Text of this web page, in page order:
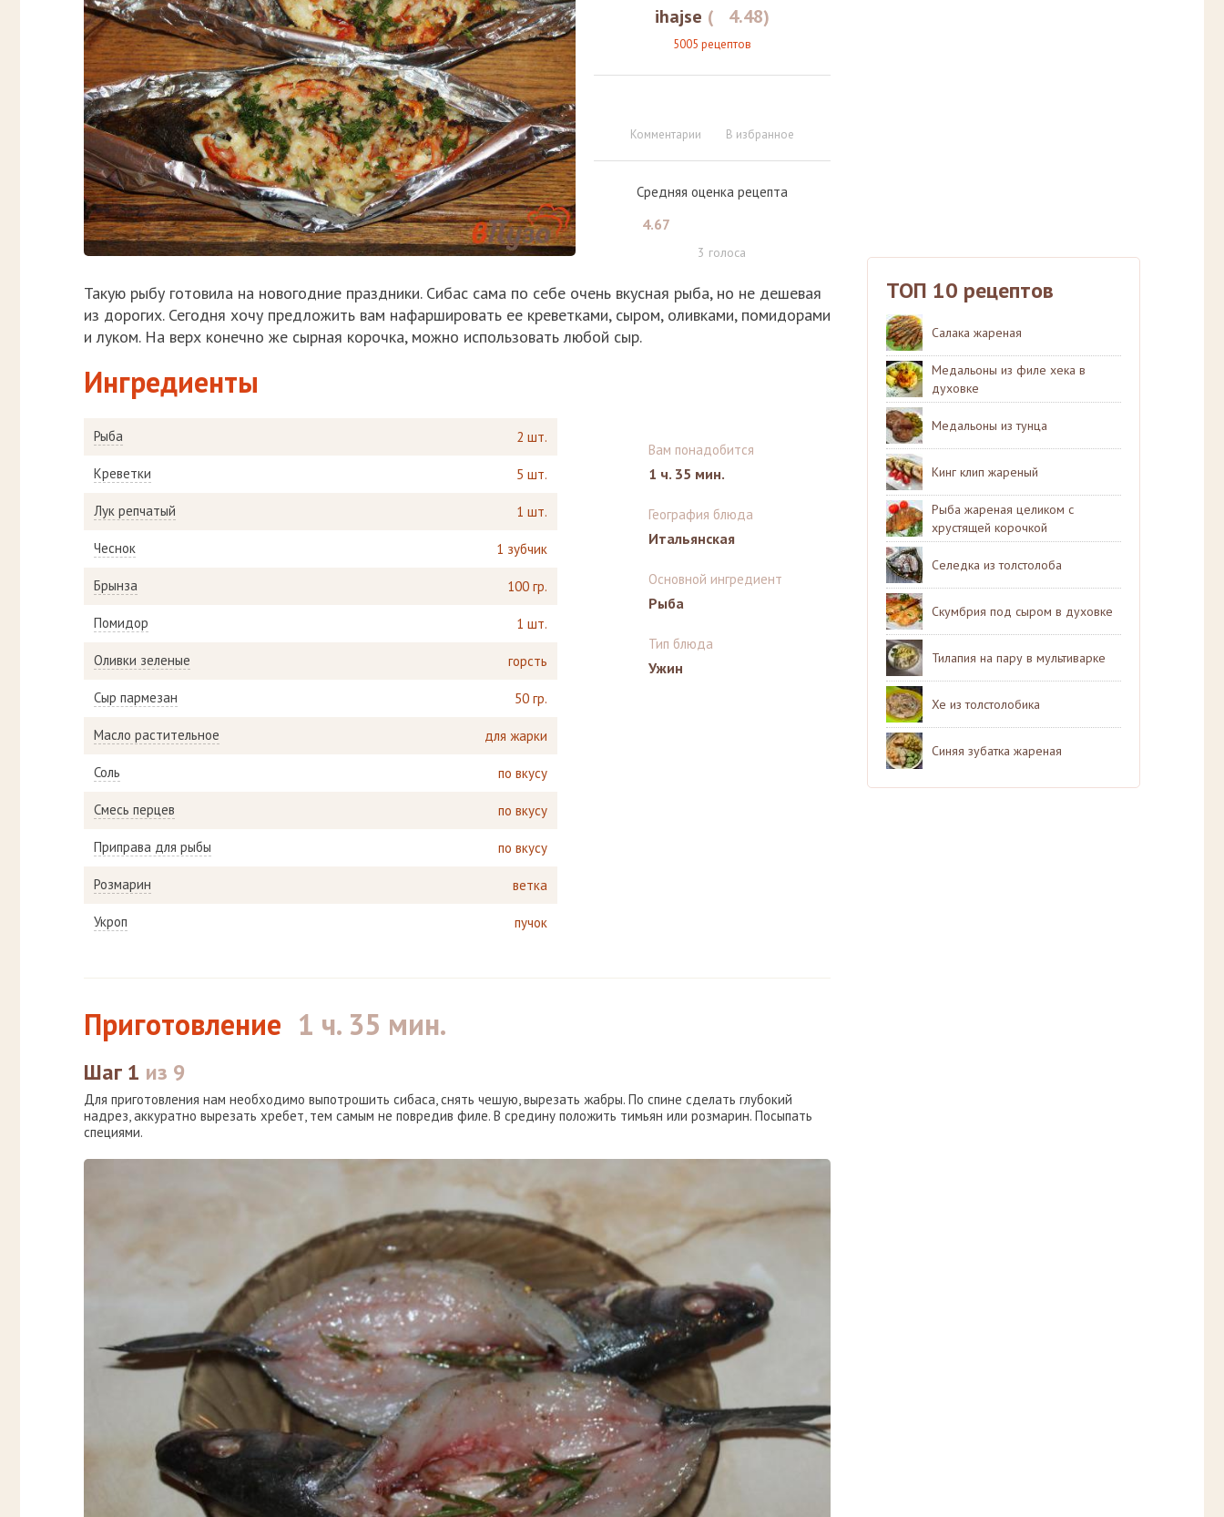
ihajse ( 4.48)
5005 рецептов
Комментарии В избранное
Средняя оценка рецепта
4.67
3 голоса
Такую рыбу готовила на новогодние праздники. Сибас сама по себе очень вкусная рыба, но не дешевая
из дорогих. Сегодня хочу предложить вам нафаршировать ее креветками, сыром, оливками, помидорами
и луком. На верх конечно же сырная корочка, можно использовать любой сыр.
Ингредиенты
Рыба 2 шт.
Креветки 5 шт.
Лук репчатый 1 шт.
Чеснок 1 зубчик
Брынза 100 гр.
Помидор 1 шт.
Оливки зеленые горсть
Сыр пармезан 50 гр.
Масло растительное для жарки
Соль по вкусу
Смесь перцев по вкусу
Приправа для рыбы по вкусу
Розмарин ветка
Укроп пучок
Вам понадобится
1 ч. 35 мин.
География блюда
Итальянская
Основной ингредиент
Рыба
Тип блюда
Ужин
Приготовление 1 ч. 35 мин.
Шаг 1 из 9
Для приготовления нам необходимо выпотрошить сибаса, снять чешую, вырезать жабры. По спине сделать глубокий
надрез, аккуратно вырезать хребет, тем самым не повредив филе. В средину положить тимьян или розмарин. Посыпать
специями.
ТОП 10 рецептов
Салака жареная
Медальоны из филе хека в
духовке
Медальоны из тунца
Кинг клип жареный
Рыба жареная целиком с
хрустящей корочкой
Селедка из толстолоба
Скумбрия под сыром в духовке
Тилапия на пару в мультиварке
Хе из толстолобика
Синяя зубатка жареная